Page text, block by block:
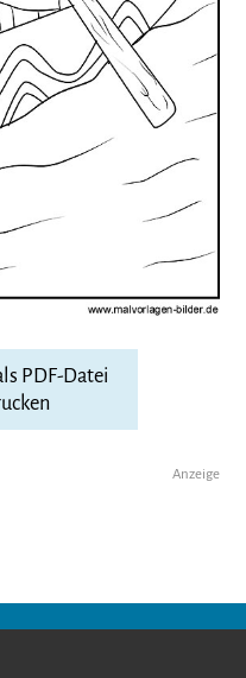
PDF-Datei
Anzeige